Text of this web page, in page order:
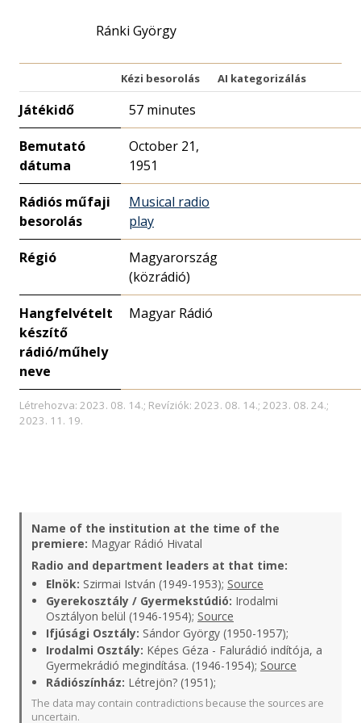
Ránki György
Kézi besorolás AI kategorizálás
Játékidő 57 minutes
Bemutató
dátuma
October 21,
1951
Rádiós műfaji
besorolás
Musical radio
play
Régió
Magyarország
(közrádió)
Hangfelvételt
készítő
rádió/műhely
neve
Magyar Rádió
Létrehozva: 2023. 08. 14.; Revíziók: 2023. 08. 14.; 2023. 08. 24.;
2023. 11. 19.
Name of the institution at the time of the
premiere: Magyar Rádió Hivatal
Radio and department leaders at that time:
Elnök: Szirmai István (1949-1953); Source
Gyerekosztály / Gyermekstúdió: Irodalmi
Osztályon belül (1946-1954); Source
Ifjúsági Osztály: Sándor György (1950-1957);
Irodalmi Osztály: Képes Géza - Falurádió indítója, a
Gyermekrádió megindítása. (1946-1954); Source
Rádiószínház: Létrejön? (1951);
The data may contain contradictions because the sources are
uncertain.